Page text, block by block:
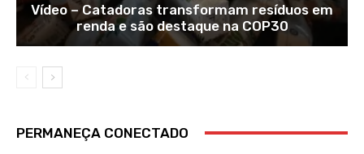
Vídeo – Catadoras transformam resíduos em
renda e são destaque na COP30
PERMANEÇA CONECTADO